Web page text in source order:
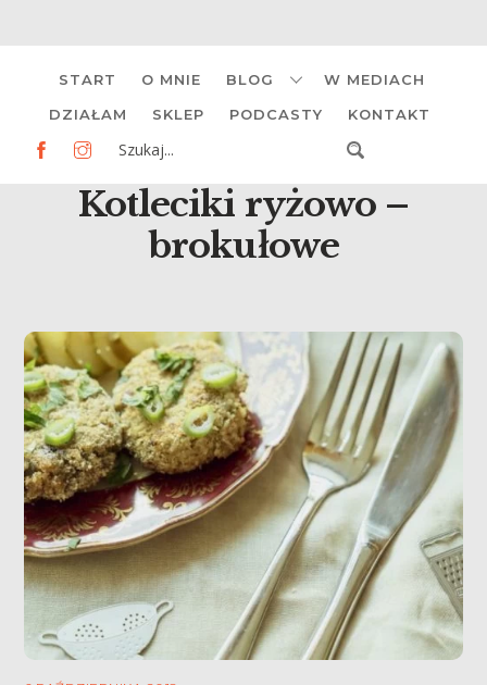
content
START O MNIE BLOG W MEDIACH
DZIAŁAM SKLEP PODCASTY KONTAKT
Kotleciki ryżowo –
brokułowe